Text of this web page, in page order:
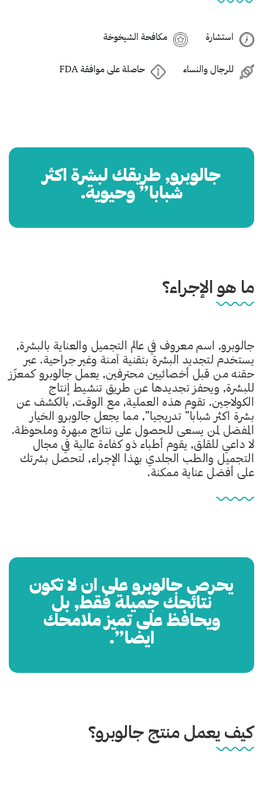
استشارة مكافحة الشيخوخة
للرجال والنساء حاصلة على موافقة FDA
جالوبرو, طريقك لبشرة اكثر
شبابا” وحيوية.
ما هو الإجراء؟
جالوبرو, اسم معروف في عالم التجميل والعناية بالبشرة,
يستخدم لتجديد البشرة بتقنية آمنة وغير جراحية. عبر
حقنه من قبل أخصائيين محترفين, يعمل جالوبرو كمعزّز
للبشرة, ويحفز تجديدها عن طريق تنشيط إنتاج
الكولاجين. تقوم هذه العملية, مع الوقت, بالكشف عن
بشرة اكثر شبابا” تدريجيا”, مما يجعل جالوبرو الخيار
المفضل لمن يسعى للحصول على نتائج مبهرة وملحوظة.
لا داعي للقلق, يقوم أطباء ذو كفاءة عالية في مجال
التجميل والطب الجلدي بهذا الإجراء, لتحصل بشرتك
على أفضل عناية ممكنة.
يحرص جالوبرو على ان لا تكون
نتائجك جميلة فقط, بل
ويحافظ على تميز ملامحك
ايضا”.
كيف يعمل منتج جالوبرو؟